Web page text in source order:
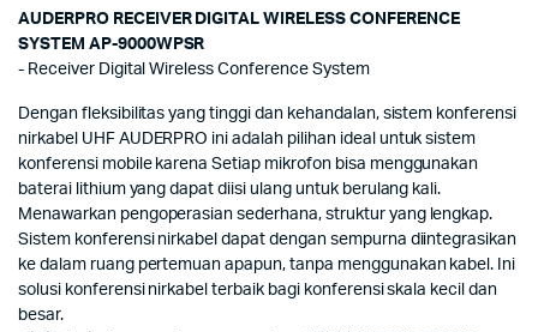
AUDERPRO RECEIVER DIGITAL WIRELESS CONFERENCE
SYSTEM AP-9000WPSR
- Receiver Digital Wireless Conference System
Dengan fleksibilitas yang tinggi dan kehandalan, sistem konferensi
nirkabel UHF AUDERPRO ini adalah pilihan ideal untuk sistem
konferensi mobile karena Setiap mikrofon bisa menggunakan
baterai lithium yang dapat diisi ulang untuk berulang kali.
Menawarkan pengoperasian sederhana, struktur yang lengkap.
Sistem konferensi nirkabel dapat dengan sempurna diintegrasikan
ke dalam ruang pertemuan apapun, tanpa menggunakan kabel. Ini
solusi konferensi nirkabel terbaik bagi konferensi skala kecil dan
besar.